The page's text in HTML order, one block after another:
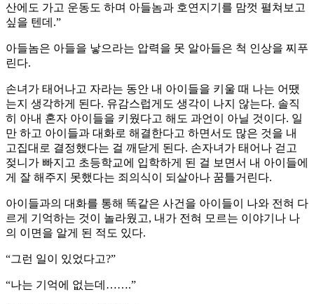
산에도 가고 운동도 하며 아들놈과 호연지기를 맘껏 펼쳐보고
싶을 텐데.”
아들놈은 아들을 낳으라는 압력을 못 알아들은 척 인상을 찌푸
린다.
손녀가 태어나고 자라는 동안 내 아이들을 키울 때 나는 어땠
는지 생각하게 된다. 유감스럽게도 생각이 나지 않는다. 솔직
히 아내 혼자 아이들을 키웠다고 해도 과언이 아닐 것이다. 일
만 하고 아이들과 대화로 해결한다고 하면서도 많은 것을 내
고집대로 결정했다는 걸 깨닫게 된다. 손자녀가 태어나 걷고
젖니가 빠지고 초등학교에 입학하게 된 걸 보면서 내 아이들에
게 잘 해주지 못했다는 죄의식이 되살아나 꿈틀거린다.
아이들과의 대화를 통해 똑같은 사건을 아이들이 나와 전혀 다
르게 기억하는 것이 놀라웠고, 내가 전혀 모르는 이야기나 나
의 이면을 알게 된 적도 있다.
“그런 일이 있었다고?”
“나는 기억에 없는데…….”